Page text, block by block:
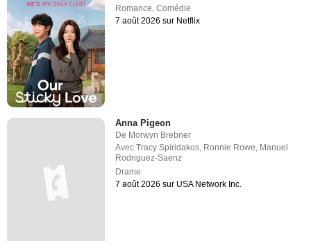
Romance ,Comédie
7 août 2026 sur Netflix
Anna Pigeon
De Morwyn Brebner
AvecTracy Spiridakos, Ronnie Rowe, Manuel
Rodriguez-Saenz
Drame
7 août 2026 sur USA Network Inc.